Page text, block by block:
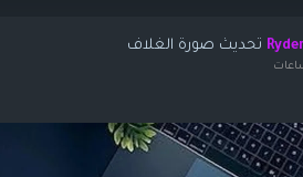
تحديث صورة الغلاف